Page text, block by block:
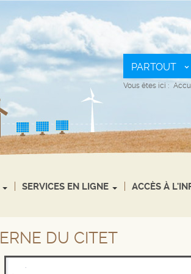
PARTOUT
Vous êtes ici :
SERVICES EN LIGNE ACCÈS À
DU CITET